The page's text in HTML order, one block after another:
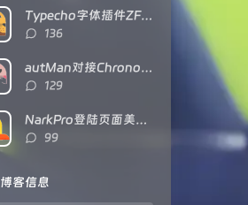
数：
Typecho字体插件ZFonts已开源
评
数：
136
autMan对接Chronocat（基于TRSS）的经验分享
评
数：
129
NarkPro登陆页面美化代码
评
99
博客信息